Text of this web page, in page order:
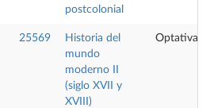
postcolonial
25569
Historia del
mundo
moderno II
(siglo XVII y
XVIII)
Optativa